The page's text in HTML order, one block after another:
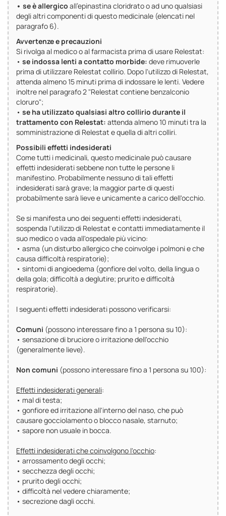
• se è allergico all'epinastina cloridrato o ad uno qualsiasi
degli altri componenti di questo medicinale (elencati nel
paragrafo 6).
Avvertenze e precauzioni
Si rivolga al medico o al farmacista prima di usare Relestat:
• se indossa lenti a contatto morbide: deve rimuoverle
prima di utilizzare Relestat collirio. Dopo l'utilizzo di Relestat,
attenda almeno 15 minuti prima di indossare le lenti. Vedere
inoltre nel paragrafo 2 "Relestat contiene benzalconio
cloruro";
• se ha utilizzato qualsiasi altro collirio durante il
trattamento con Relestat: attenda almeno 10 minuti tra la
somministrazione di Relestat e quella di altri colliri.
Possibili effetti indesiderati
Come tutti i medicinali, questo medicinale può causare
effetti indesiderati sebbene non tutte le persone li
manifestino. Probabilmente nessuno di tali effetti
indesiderati sarà grave; la maggior parte di questi
probabilmente sarà lieve e unicamente a carico dell'occhio.
Se si manifesta uno dei seguenti effetti indesiderati,
sospenda l'utilizzo di Relestat e contatti immediatamente il
suo medico o vada all'ospedale più vicino:
• asma (un disturbo allergico che coinvolge i polmoni e che
causa difficoltà respiratorie);
• sintomi di angioedema (gonfiore del volto, della lingua o
della gola; difficoltà a deglutire; prurito e difficoltà
respiratorie).
I seguenti effetti indesiderati possono verificarsi:
Comuni (possono interessare fino a 1 persona su 10):
• sensazione di bruciore o irritazione dell'occhio
(generalmente lieve).
Non comuni (possono interessare fino a 1 persona su 100):
Effetti indesiderati generali:
• mal di testa;
• gonfiore ed irritazione all'interno del naso, che può
causare gocciolamento o blocco nasale, starnuto;
• sapore non usuale in bocca.
Effetti indesiderati che coinvolgono l'occhio:
• arrossamento degli occhi;
• secchezza degli occhi;
• prurito degli occhi;
• difficoltà nel vedere chiaramente;
• secrezione dagli occhi.